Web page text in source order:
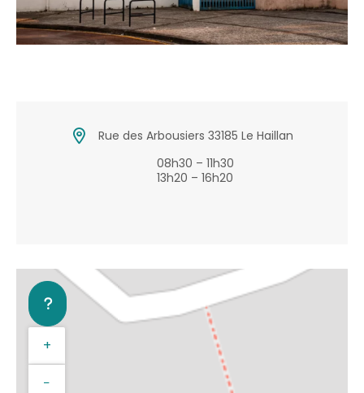
Rue des Arbousiers 33185 Le Haillan
08h30 – 11h30
13h20 – 16h20
+
−